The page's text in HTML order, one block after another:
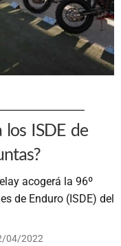
los ISDE de
acogerá la 96º
de Enduro (ISDE) del
04/2022